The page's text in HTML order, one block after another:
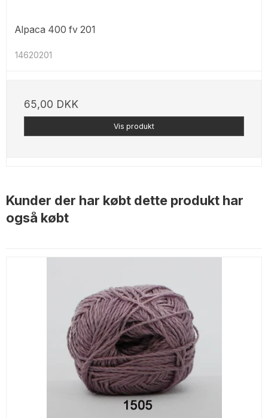
Alpaca 400 fv 201
14620201
65,00 DKK
Vis produkt
Kunder der har købt dette produkt har
også købt